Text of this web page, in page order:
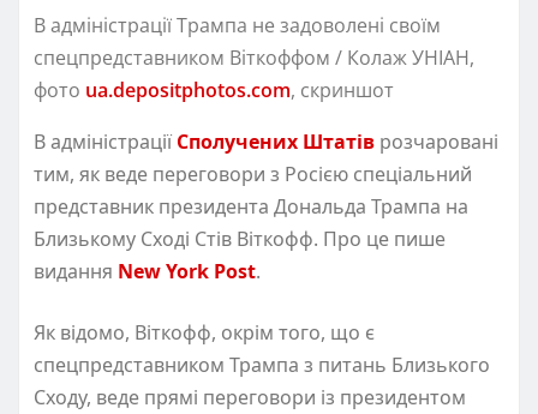
В адміністрації Трампа не задоволені своїм
спецпредставником Віткоффом / Колаж УНІАН,
фото ua.depositphotos.com, скриншот
В адміністрації Сполучених Штатів розчаровані
тим, як веде переговори з Росією спеціальний
представник президента Дональда Трампа на
Близькому Сході Стів Віткофф. Про це пише
видання New York Post.
Як відомо, Віткофф, окрім того, що є
спецпредставником Трампа з питань Близького
Сходу, веде прямі переговори із президентом